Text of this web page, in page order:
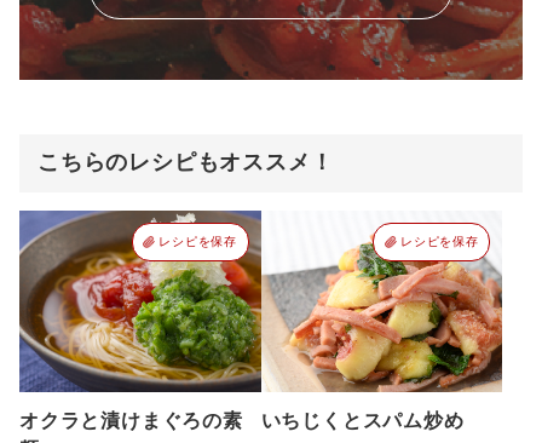
こちらのレシピもオススメ！
レシピを保存
オクラと漬けまぐろの素
レシピを保存
いちじくとスパム炒め